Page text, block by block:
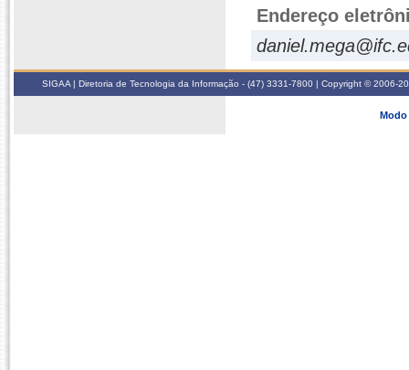
Endereço
SIGAA | Diretoria de Tecnologia da Informação - (47) 3331-7800 | Copyright © 2006-
Modo